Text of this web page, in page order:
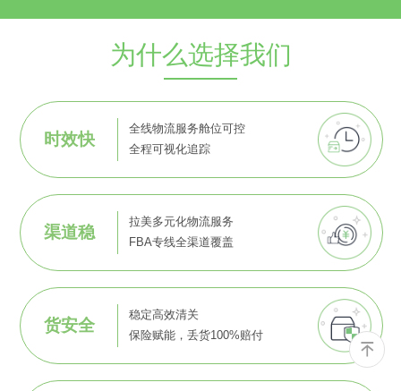
为什么选择我们
时效快
全线物流服务舱位可控
全程可视化追踪
渠道稳
拉美多元化物流服务
FBA专线全渠道覆盖
货安全
稳定高效清关
保险赋能，丢货100%赔付